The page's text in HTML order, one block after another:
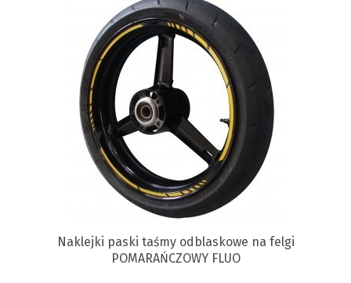
Naklejki paski taśmy odblaskowe na felgi
POMARAŃCZOWY FLUO